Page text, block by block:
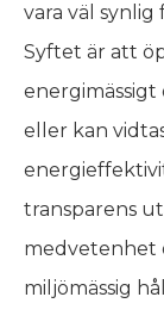
vara väl synlig
Syftet är att
energimässigt
eller kan
transparens
medvetenhet
miljömässig